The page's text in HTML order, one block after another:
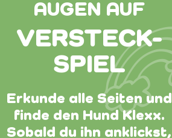
AUGEN AUF
VERSTECK-
SPIEL
Erkunde alle Seiten und
finde den Hund Klexx.
Sobald du ihn anklickst,